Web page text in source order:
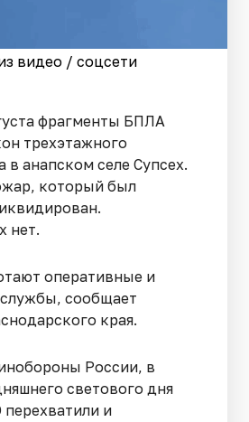
видео / соцсети
фрагменты БПЛА
трехэтажного
в анапском селе Супсех.
который был
нет.
оперативные и
сообщает
края.
России, в
светового дня
и